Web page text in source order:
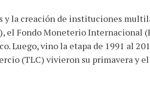
y la creación de instituciones
el Fondo Moneterio Internacional
Luego, vino la etapa de 1991 al
(TLC) vivieron su primavera y